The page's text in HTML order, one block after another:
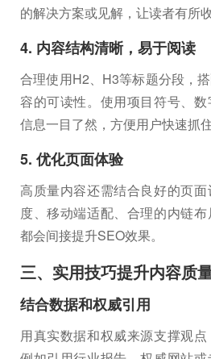
的解决方案或见解，让读者有所收
4. 内容结构清晰，易于阅读
合理使用H2、H3等标题分段，
容的可读性。使用项目符号、
信息一目了然，方便用户快速抓住
5. 优化页面体验
高质量内容还需结合良好的页
度、移动端适配、合理的内链
都会间接提升SEO效果。
三、实用技巧提升内容质
结合数据和权威引用
用真实数据和权威来源支撑观点